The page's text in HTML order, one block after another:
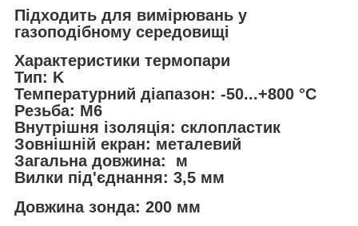
Підходить для вимірювань у
газоподібному середовищі
Характеристики термопари
Тип: K
Температурний діапазон: -50...+800 °C
Резьба: M6
Внутрішня ізоляція: склопластик
Зовнішній екран: металевий
Загальна довжина: м
Вилки під'єднання: 3,5 мм
Довжина зонда: 200 мм